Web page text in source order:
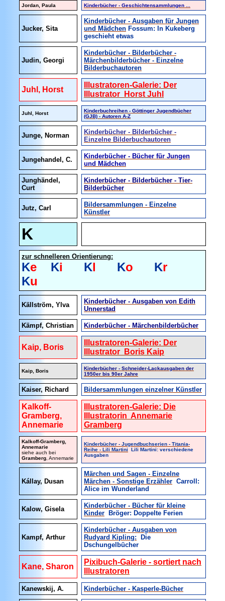
Jordan, Paula Kinderbücher - Geschichtensammlungen ...
Jucker, Sita
Kinderbücher - Ausgaben für Jungen
und Mädchen Fossum: In Kukeberg
geschieht etwas
Judin, Georgi
Kinderbücher - Bilderbücher -
Märchenbilderbücher - Einzelne
Bilderbuchautoren
Juhl, Horst
Illustratoren-Galerie: Der
Illustrator Horst Juhl
Juhl, Horst
Kinderbuchreihen - Göttinger Jugendbücher
(GJB) - Autoren A-Z
Junge, Norman
Kinderbücher - Bilderbücher -
Einzelne Bilderbuchautoren
Jungehandel, C.
Kinderbücher - Bücher für Jungen
und Mädchen
Junghändel,
Curt
Kinderbücher - Bilderbücher - Tier-
Bilderbücher
Jutz, Carl
Bildersammlungen - Einzelne
Künstler
K
zur schnelleren Orientierung:
Ke Ki Kl Ko Kr
Ku
Källström, Ylva
Kinderbücher - Ausgaben von Edith
Unnerstad
Kämpf, Christian Kinderbücher - Märchenbilderbücher
Kaip, Boris
Illustratoren-Galerie: Der
Illustrator Boris Kaip
Kaip, Boris
Kinderbücher - Schneider-Lackausgaben der
1950er bis 90er Jahre
Kaiser, Richard Bildersammlungen einzelner Künstler
Kalkoff-
Gramberg,
Annemarie
Illustratoren-Galerie: Die
Illustratorin Annemarie
Gramberg
Kalkoff-Gramberg,
Annemarie
siehe auch bei
Gramberg , Annemarie
Kinderbücher - Jugendbuchserien - Titania-
Reihe - Lili Martini Lili Martini: verschiedene
Ausgaben
Kállay, Dusan
Märchen und Sagen - Einzelne
Märchen - Sonstige Erzähler Carroll:
Alice im Wunderland
Kalow, Gisela
Kinderbücher - Bücher für kleine
Kinder Bröger: Doppelte Ferien
Kampf, Arthur
Kinderbücher - Ausgaben von
Rudyard Kipling: Die
Dschungelbücher
Kane, Sharon
Pixibuch-Galerie - sortiert nach
Illustratoren
Kanewskij, A. Kinderbücher - Kasperle-Bücher